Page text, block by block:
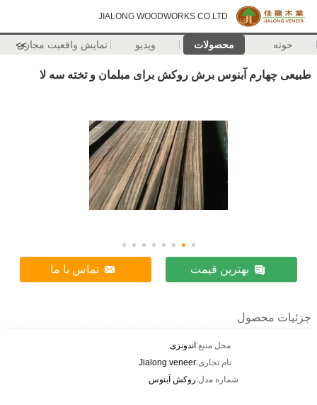
JIALONG WOODWORKS CO.LTD
خونه محصولات ویدیو نمایش واقعیت مجازی
>>
طبیعی چهارم آبنوس برش روکش برای مبلمان و تخته سه لا
بهترین قیمت تماس با ما
جزئیات محصول
محل منبع:اندونزی
نام تجاری:Jialong veneer
شماره مدل:روکش آبنوس